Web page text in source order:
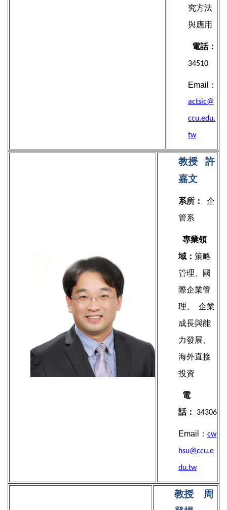
究方法
與應用
電話：
34510
Email：
actsic@
ccu.edu.
tw
教授 許
嘉文
系所：
企
管系
專業領
域： 策略
管理、國
際企業管
理、
企業
成長與能
力發展、
海外直接
投資
電
話：
34306
Email： cw
hsu@ccu.e
du.tw
教授
周